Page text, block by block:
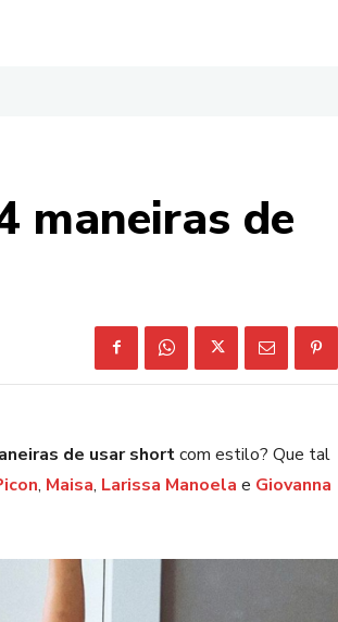
maneiras de
de usar shortcom estilo? Que tal
, Maisa, Larissa Manoela e Giovanna